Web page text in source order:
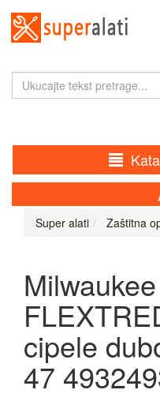
Super alati Zaštitna
Milwaukee
cipele
47